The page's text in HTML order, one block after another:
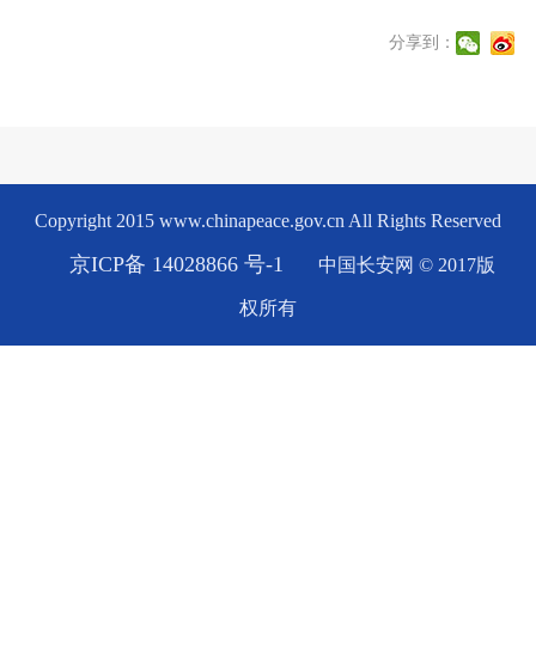
分享到：
Copyright 2015 www.chinapeace.gov.cn All Rights Reserved
京ICP备 14028866 号-1 中国长安网 © 2017版
权所有